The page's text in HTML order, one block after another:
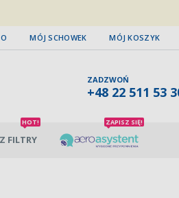
MÓJ SCHOWEK MÓJ KOSZYK
ZADZWOŃ
+48 22 511 53
FILTRY
HOT! ZAPISZ SIĘ!